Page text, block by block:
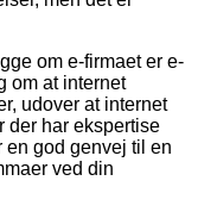
om e-firmaet er e-
om at internet
udover at internet
der har ekspertise
en god genvej til en
ved din